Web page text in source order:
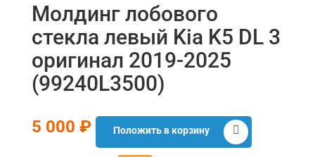
Молдинг лобового
стекла левый Kia K5 DL 3
оригинал 2019-2025
(99240L3500)
5 000 ₽ Положить в корзину